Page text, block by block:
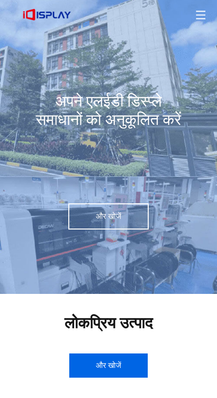
अपने एलईडी डिस्प्ले
समाधानों को अनुकूलित करें
और खोजें
अपने एलईडी डिस्प्ले समाधानों को अनुकूलित करें
और खोजें
लोकप्रिय उत्पाद
और खोजें